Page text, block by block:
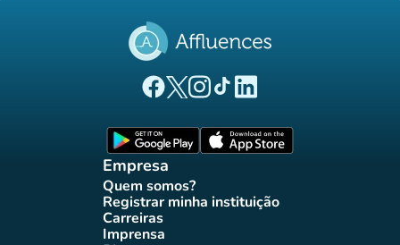
(novo separador)
(novo separador)
(novo separador)
(novo separador)
(novo separador)
Empresa
Quem somos?(novo separador)
Registrar minha instituição
(novo separador)
Carreiras(novo separador)
Imprensa